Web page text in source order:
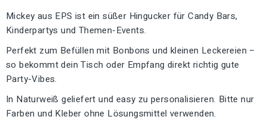
Mickey aus EPS ist ein süßer Hingucker für Candy Bars,
Kinderpartys und Themen-Events.
Perfekt zum Befüllen mit Bonbons und kleinen Leckereien –
so bekommt dein Tisch oder Empfang direkt richtig gute
Party-Vibes.
In Naturweiß geliefert und easy zu personalisieren. Bitte nur
Farben und Kleber ohne Lösungsmittel verwenden.